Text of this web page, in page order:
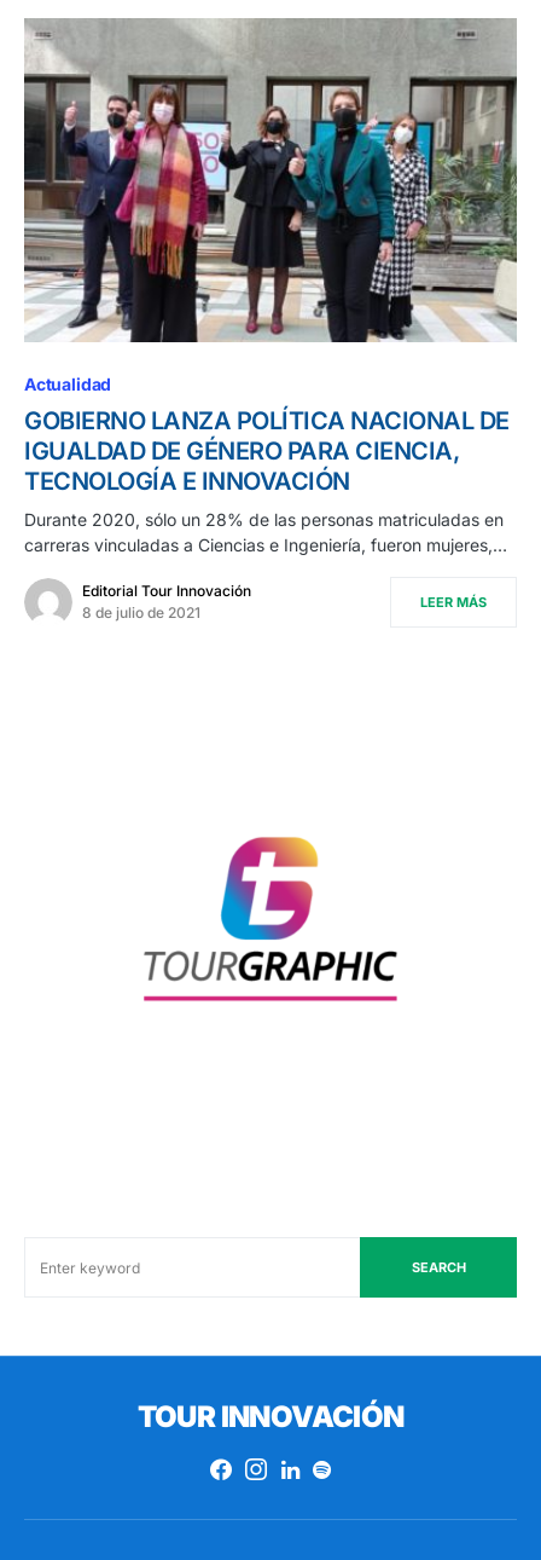
Actualidad
GOBIERNO LANZA POLÍTICA NACIONAL DE
IGUALDAD DE GÉNERO PARA CIENCIA,
TECNOLOGÍA E INNOVACIÓN
Durante 2020, sólo un 28% de las personas matriculadas en
carreras vinculadas a Ciencias e Ingeniería, fueron mujeres,…
Editorial Tour Innovación
8 de julio de 2021
LEER MÁS
SEARCH
TOUR INNOVACIÓN